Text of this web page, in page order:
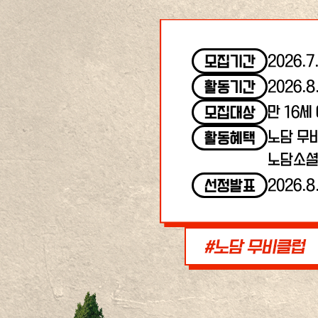
모집기간
활동기간
모집대상
만 16세
활동혜택
노담 무
노담소
선정발표